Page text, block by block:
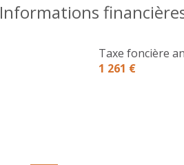
Informations
Taxe foncière
1 261 €